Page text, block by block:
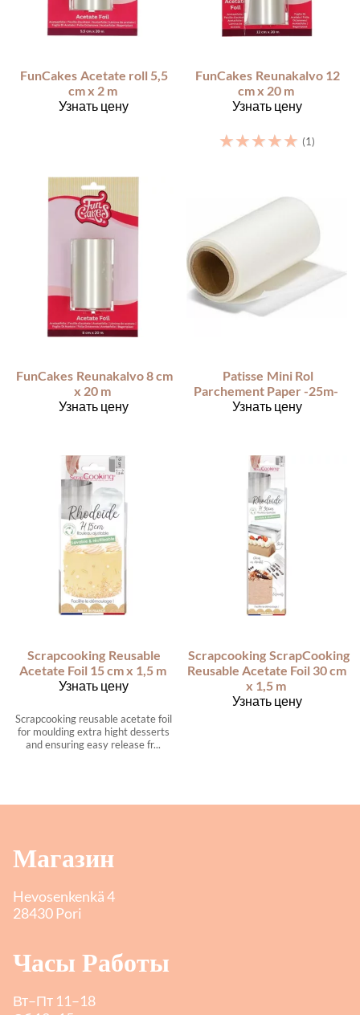
FunCakes Acetate roll 5,5
cm x 2 m
Узнать цену
FunCakes Reunakalvo 12
cm x 20 m
Узнать цену
☆☆☆☆☆ (1)
FunCakes Reunakalvo 8 cm
x 20 m
Узнать цену
Patisse Mini Rol
Parchement Paper -25m-
Узнать цену
Scrapcooking Reusable
Acetate Foil 15 cm x 1,5 m
Узнать цену
Scrapcooking reusable acetate foil
for moulding extra hight desserts
and ensuring easy release fr...
Scrapcooking ScrapCooking
Reusable Acetate Foil 30 cm
x 1,5 m
Узнать цену
Магазин
Hevosenkenkä 4
28430 Pori
Часы Работы
Вт–Пт 11–18